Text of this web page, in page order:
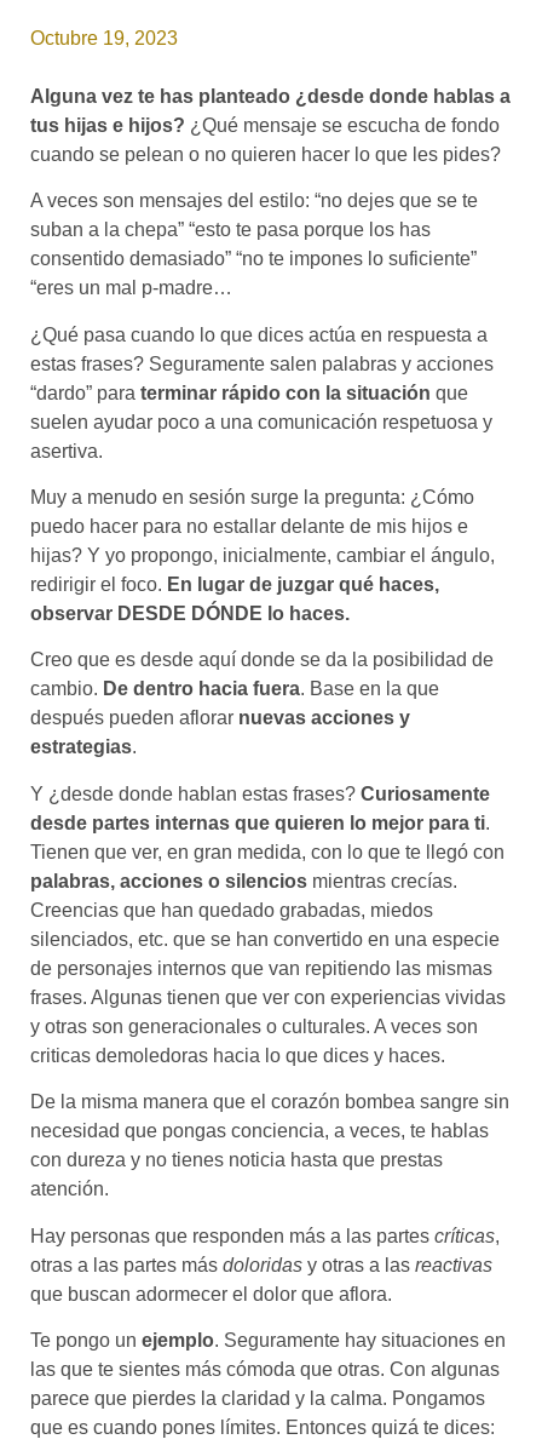
Octubre 19, 2023
Alguna vez te has planteado ¿desde donde hablas a
tus hijas e hijos? ¿Qué mensaje se escucha de fondo
cuando se pelean o no quieren hacer lo que les pides?
A veces son mensajes del estilo: “no dejes que se te
suban a la chepa” “esto te pasa porque los has
consentido demasiado” “no te impones lo suficiente”
“eres un mal p-madre…
¿Qué pasa cuando lo que dices actúa en respuesta a
estas frases? Seguramente salen palabras y acciones
“dardo” para terminar rápido con la situación que
suelen ayudar poco a una comunicación respetuosa y
asertiva.
Muy a menudo en sesión surge la pregunta: ¿Cómo
puedo hacer para no estallar delante de mis hijos e
hijas? Y yo propongo, inicialmente, cambiar el ángulo,
redirigir el foco. En lugar de juzgar qué haces,
observar DESDE DÓNDE lo haces.
Creo que es desde aquí donde se da la posibilidad de
cambio. De dentro hacia fuera. Base en la que
después pueden aflorar nuevas acciones y
estrategias.
Y ¿desde donde hablan estas frases? Curiosamente
desde partes internas que quieren lo mejor para ti.
Tienen que ver, en gran medida, con lo que te llegó con
palabras, acciones o silencios mientras crecías.
Creencias que han quedado grabadas, miedos
silenciados, etc. que se han convertido en una especie
de personajes internos que van repitiendo las mismas
frases. Algunas tienen que ver con experiencias vividas
y otras son generacionales o culturales. A veces son
criticas demoledoras hacia lo que dices y haces.
De la misma manera que el corazón bombea sangre sin
necesidad que pongas conciencia, a veces, te hablas
con dureza y no tienes noticia hasta que prestas
atención.
Hay personas que responden más a las partes críticas,
otras a las partes más doloridas y otras a las reactivas
que buscan adormecer el dolor que aflora.
Te pongo un ejemplo. Seguramente hay situaciones en
las que te sientes más cómoda que otras. Con algunas
parece que pierdes la claridad y la calma. Pongamos
que es cuando pones límites. Entonces quizá te dices: